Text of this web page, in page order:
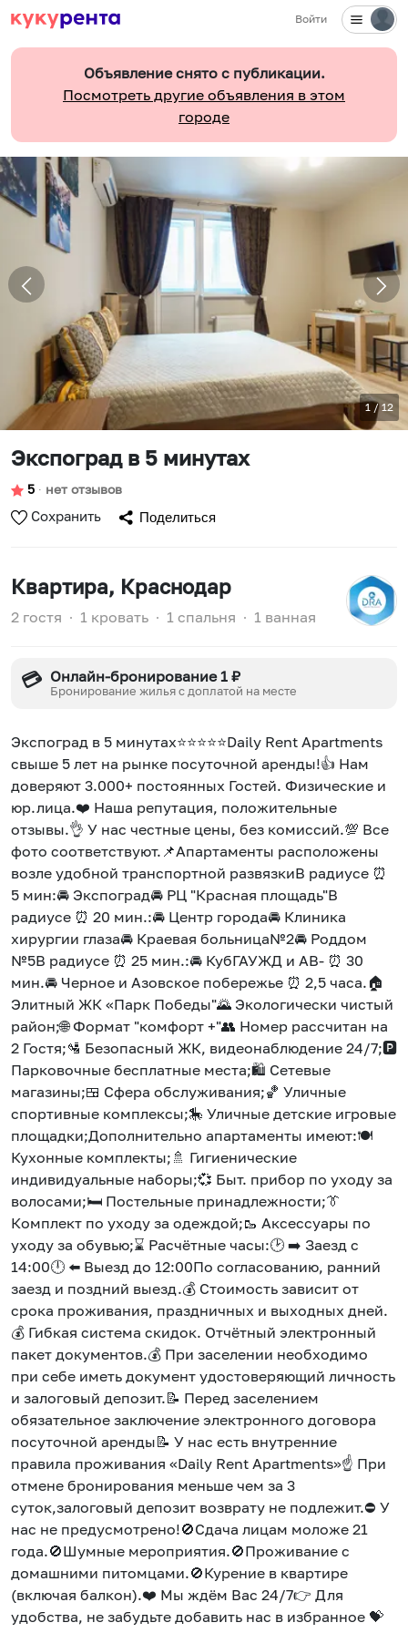
Войти
Объявление снято с публикации.
Посмотреть другие объявления в этом
городе
1 /12
Экспоград в 5 минутах
5 ∙ нет отзывов
Сохранить Поделиться
Квартира, Краснодар
2 гостя ∙ 1 кровать ∙ 1 спальня ∙ 1 ванная
💳 Онлайн-бронирование 1 ₽
Бронирование жилья с доплатой на месте
Экспоград в 5 минутах⭐⭐⭐⭐⭐Daily Rent Apartments
свыше 5 лет на рынке посуточной аренды!👍 Нам
доверяют 3.000+ постоянных Гостей. Физические и
юр.лица.❤️ Наша репутация, положительные
отзывы.👌 У нас честные цены, без комиссий.💯 Все
фото соответствуют.📌Апартаменты расположены
возле удобной транспортной развязкиВ радиусе ⏰
5 мин:🚘 Экспоград🚘 РЦ "Красная площадь"В
радиусе ⏰ 20 мин.:🚘 Центр города🚘 Клиника
хирургии глаза🚘 Краевая больница№2🚘 Роддом
№5В радиусе ⏰ 25 мин.:🚘 КубГАУЖД и АВ- ⏰ 30
мин.🚘 Черное и Азовское побережье ⏰ 2,5 часа.🏠
Элитный ЖК «Парк Победы"🌄 Экологически чистый
район;🌐 Формат "комфорт +"👥 Номер рассчитан на
2 Гостя;🛂 Безопасный ЖК, видеонаблюдение 24/7;🅿️
Парковочные бесплатные места;🛍️ Сетевые
магазины;🍱 Сфера обслуживания;🏀 Уличные
спортивные комплексы;🎠 Уличные детские игровые
площадки;Дополнительно апартаменты имеют:🍽️
Кухонные комплекты;🚿 Гигиенические
индивидуальные наборы;💞 Быт. прибор по уходу за
волосами;🛏️ Постельные принадлежности;👔
Комплект по уходу за одеждой;🥾 Аксессуары по
уходу за обувью;⌛ Расчётные часы:🕑 ➡️ Заезд с
14:00🕛 ⬅️ Выезд до 12:00По согласованию, ранний
заезд и поздний выезд.💰 Стоимость зависит от
срока проживания, праздничных и выходных дней.
💰 Гибкая система скидок. Отчётный электронный
пакет документов.💰 При заселении необходимо
при себе иметь документ удостоверяющий личность
и залоговый депозит.📝 Перед заселением
обязательное заключение электронного договора
посуточной аренды📝 У нас есть внутренние
правила проживания «Daily Rent Apartments»☝ При
отмене бронирования меньше чем за 3
суток,залоговый депозит возврату не подлежит.⛔ У
нас не предусмотрено!🚫Сдача лицам моложе 21
года.🚫Шумные мероприятия.🚫Проживание с
домашними питомцами.🚫Курение в квартире
(включая балкон).❤️ Мы ждём Вас 24/7👉 Для
удобства, не забудьте добавить нас в избранное 💝